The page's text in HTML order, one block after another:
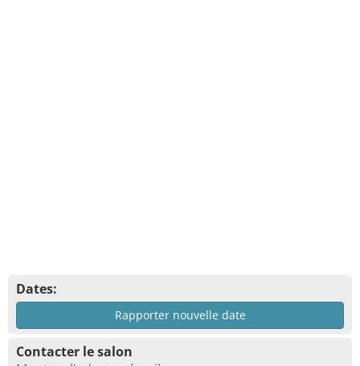
Dates:
Rapporter nouvelle date
Contacter le salon